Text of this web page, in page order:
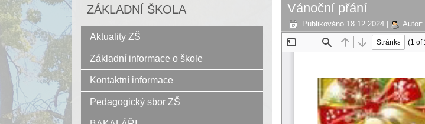
ZÁKLADNÍ ŠKOLA
Aktuality ZŠ
Základní informace o škole
Kontaktní informace
Pedagogický sbor ZŠ
Vánoční přání
Publikováno 18.12.2024 Autor: